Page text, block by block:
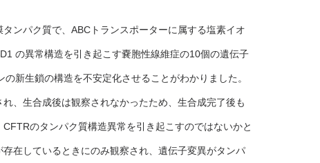
ンパク質で、ABCトランスポーターに属する塩素イオ
の異常構造を引き起こす嚢胞性線維症の10個の遺伝子
新生鎖の構造を不安定化させることがわかりました。
、生合成後は観察されなかったため、生合成完了後も
のタンパク質構造異常を引き起こすのではないかと
在しているときにのみ観察され、遺伝子変異がタンパ